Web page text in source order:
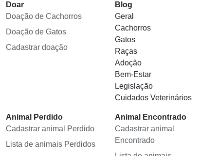
Doar
Doação de Cachorros
Doação de Gatos
Cadastrar doação
Blog
Geral
Cachorros
Gatos
Raças
Adoção
Bem-Estar
Legislação
Cuidados Veterinários
Animal Perdido
Cadastrar animal Perdido
Lista de animais Perdidos
Animal Encontrado
Cadastrar animal
Encontrado